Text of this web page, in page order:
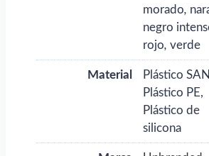
morado,
negro
rojo, verde
Material
Plástico
Plástico PE,
Plástico de
silicona